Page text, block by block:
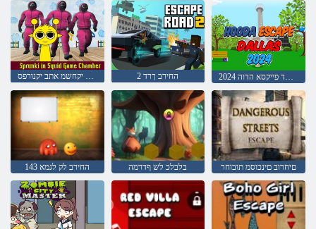
ןונויד יקחשמ אתב יקנורפס 2 החירב ךרד 2024 סאלאד פייקסא הדוה
143 החירב לק לגמא בלבלכ לש ףדרמה םיחרוב םינכוסמ תובוחר